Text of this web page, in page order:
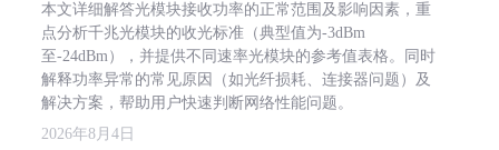
本文详细解答光模块接收功率的正常范围及影响因素，重
点分析千兆光模块的收光标准（典型值为-3dBm
至-24dBm），并提供不同速率光模块的参考值表格。同时
解释功率异常的常见原因（如光纤损耗、连接器问题）及
解决方案，帮助用户快速判断网络性能问题。
2026年8月4日